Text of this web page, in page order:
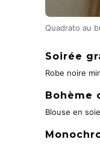
Quadrato au
Soirée
Robe noire
Bohème
Blouse en